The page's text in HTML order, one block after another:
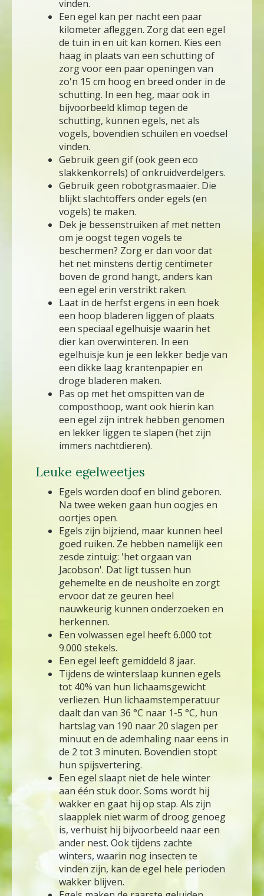
vinden.
Een egel kan per nacht een paar
kilometer afleggen. Zorg dat een egel
de tuin in en uit kan komen. Kies een
haag in plaats van een schutting of
zorg voor een paar openingen van
zo'n 15 cm hoog en breed onder in de
schutting. In een heg, maar ook in
bijvoorbeeld klimop tegen de
schutting, kunnen egels, net als
vogels, bovendien schuilen en voedsel
vinden.
Gebruik geen gif (ook geen eco
slakkenkorrels) of onkruidverdelgers.
Gebruik geen robotgrasmaaier. Die
blijkt slachtoffers onder egels (en
vogels) te maken.
Dek je bessenstruiken af met netten
om je oogst tegen vogels te
beschermen? Zorg er dan voor dat
het net minstens dertig centimeter
boven de grond hangt, anders kan
een egel erin verstrikt raken.
Laat in de herfst ergens in een hoek
een hoop bladeren liggen of plaats
een speciaal egelhuisje waarin het
dier kan overwinteren. In een
egelhuisje kun je een lekker bedje van
een dikke laag krantenpapier en
droge bladeren maken.
Pas op met het omspitten van de
composthoop, want ook hierin kan
een egel zijn intrek hebben genomen
en lekker liggen te slapen (het zijn
immers nachtdieren).
Leuke egelweetjes
Egels worden doof en blind geboren.
Na twee weken gaan hun oogjes en
oortjes open.
Egels zijn bijziend, maar kunnen heel
goed ruiken. Ze hebben namelijk een
zesde zintuig: 'het orgaan van
Jacobson'. Dat ligt tussen hun
gehemelte en de neusholte en zorgt
ervoor dat ze geuren heel
nauwkeurig kunnen onderzoeken en
herkennen.
Een volwassen egel heeft 6.000 tot
9.000 stekels.
Een egel leeft gemiddeld 8 jaar.
Tijdens de winterslaap kunnen egels
tot 40% van hun lichaamsgewicht
verliezen. Hun lichaamstemperatuur
daalt dan van 36 °C naar 1-5 °C, hun
hartslag van 190 naar 20 slagen per
minuut en de ademhaling naar eens in
de 2 tot 3 minuten. Bovendien stopt
hun spijsvertering.
Een egel slaapt niet de hele winter
aan één stuk door. Soms wordt hij
wakker en gaat hij op stap. Als zijn
slaapplek niet warm of droog genoeg
is, verhuist hij bijvoorbeeld naar een
ander nest. Ook tijdens zachte
winters, waarin nog insecten te
vinden zijn, kan de egel hele perioden
wakker blijven.